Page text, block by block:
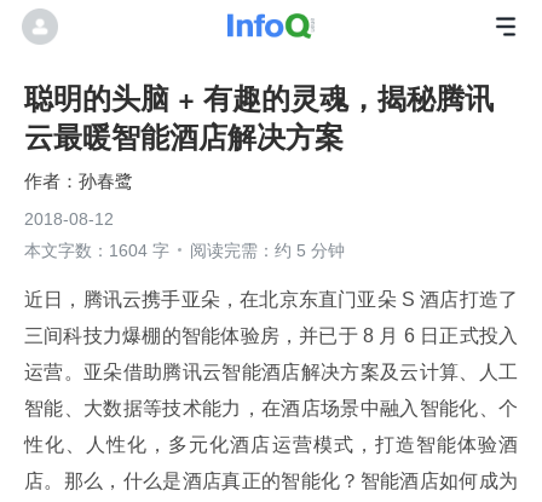
聪明的头脑 + 有趣的灵魂，揭秘腾讯
云最暖智能酒店解决方案
孙春鹭
2018-08-12
本文字数：1604 字
阅读完需：约 5 分钟
近日，腾讯云携手亚朵，在北京东直门亚朵 S 酒店打造了
三间科技力爆棚的智能体验房，并已于 8 月 6 日正式投入
运营。亚朵借助腾讯云智能酒店解决方案及云计算、人工
智能、大数据等技术能力，在酒店场景中融入智能化、个
性化、人性化，多元化酒店运营模式，打造智能体验酒
店。那么，什么是酒店真正的智能化？智能酒店如何成为